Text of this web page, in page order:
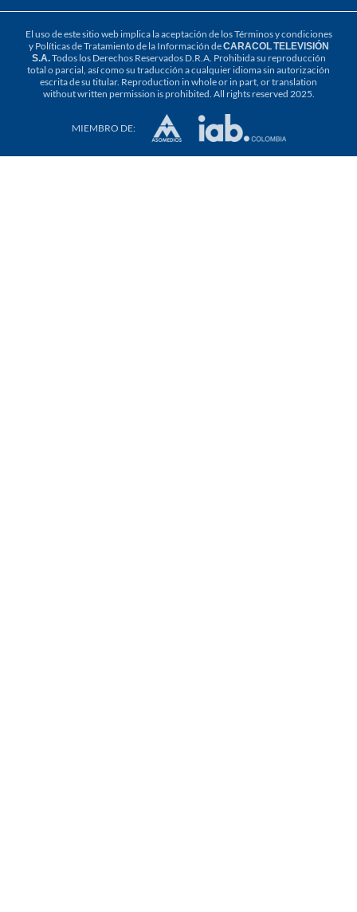
El uso de este sitio web implica la aceptación de losTérminos y condiciones
y Políticas de Tratamiento de la Información deCARACOL TELEVISIÓN
S.A.Todos los Derechos Reservados D.R.A. Prohibida su reproducción
total o parcial, así como su traducción a cualquier idioma sin autorización
escrita de su titular. Reproduction in whole or in part, or translation
without written permission is prohibited. All rights reserved 2025.
MIEMBRO DE: